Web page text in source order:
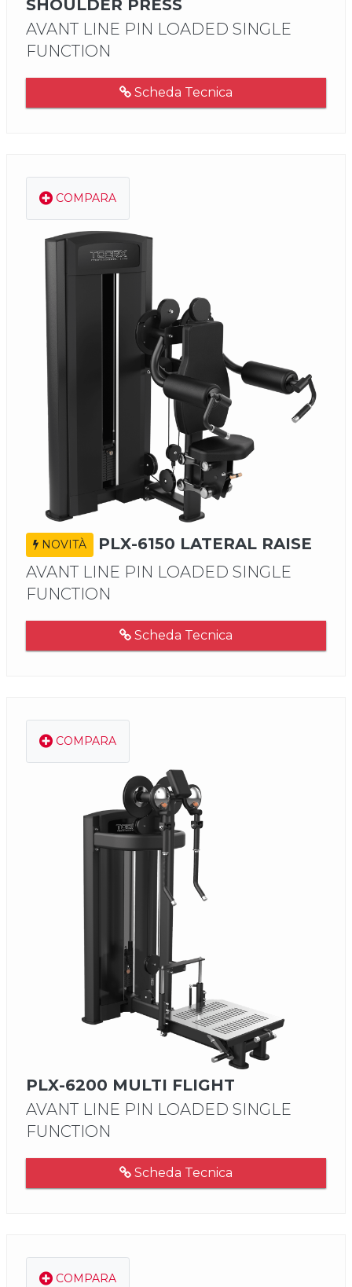
SHOULDER PRESS
AVANT LINE PIN LOADED SINGLE
FUNCTION
Scheda Tecnica
COMPARA
NOVITÀ
PLX-6150 LATERAL RAISE
AVANT LINE PIN LOADED SINGLE
FUNCTION
Scheda Tecnica
COMPARA
PLX-6200 MULTI FLIGHT
AVANT LINE PIN LOADED SINGLE
FUNCTION
Scheda Tecnica
COMPARA